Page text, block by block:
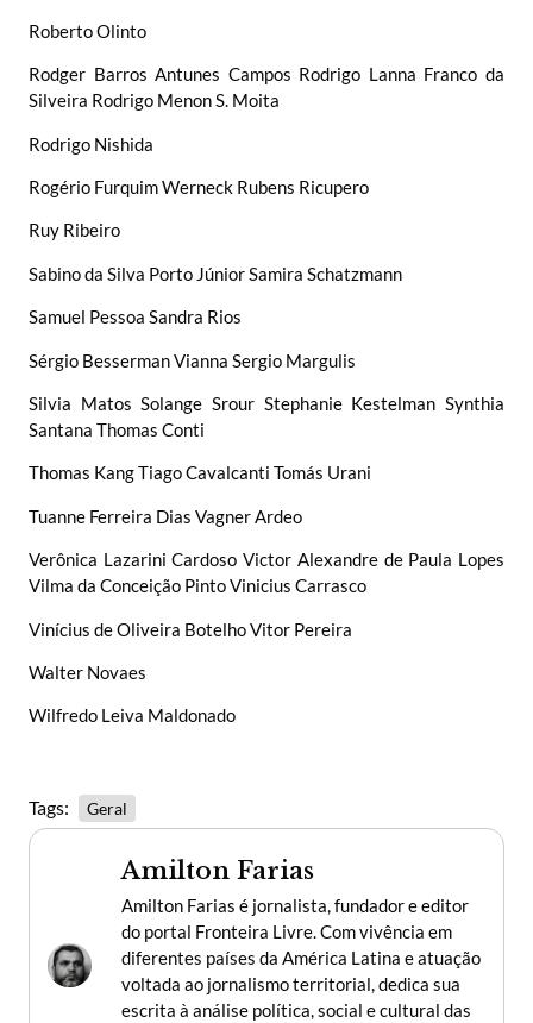
Roberto Olinto
Rodger Barros Antunes Campos Rodrigo Lanna Franco da
Silveira Rodrigo Menon S. Moita
Rodrigo Nishida
Rogério Furquim Werneck Rubens Ricupero
Ruy Ribeiro
Sabino da Silva Porto Júnior Samira Schatzmann
Samuel Pessoa Sandra Rios
Sérgio Besserman Vianna Sergio Margulis
Silvia Matos Solange Srour Stephanie Kestelman Synthia
Santana Thomas Conti
Thomas Kang Tiago Cavalcanti Tomás Urani
Tuanne Ferreira Dias Vagner Ardeo
Verônica Lazarini Cardoso Victor Alexandre de Paula Lopes
Vilma da Conceição Pinto Vinicius Carrasco
Vinícius de Oliveira Botelho Vitor Pereira
Walter Novaes
Wilfredo Leiva Maldonado
Tags: Geral
Amilton Farias
Amilton Farias é jornalista, fundador e editor
do portal Fronteira Livre. Com vivência em
diferentes países da América Latina e atuação
voltada ao jornalismo territorial, dedica sua
escrita à análise política, social e cultural das